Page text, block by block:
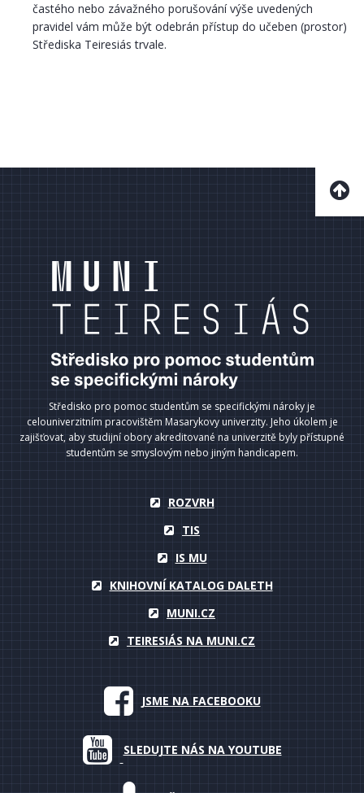
častého nebo závažného porušování výše uvedených
pravidel vám může být odebrán přístup do učeben (prostor)
Střediska Teiresiás trvale.
Středisko pro pomoc studentům se specifickými nároky je
celouniverzitním pracovištěm Masarykovy univerzity. Jeho úkolem je
zajišťovat, aby studijní obory akreditované na univerzitě byly přístupné
studentům se smyslovým nebo jiným handicapem.
ROZVRH
TIS
IS MU
KNIHOVNÍ KATALOG DALETH
MUNI.CZ
TEIRESIÁS NA MUNI.CZ
JSME NA FACEBOOKU
SLEDUJTE NÁS NA YOUTUBE